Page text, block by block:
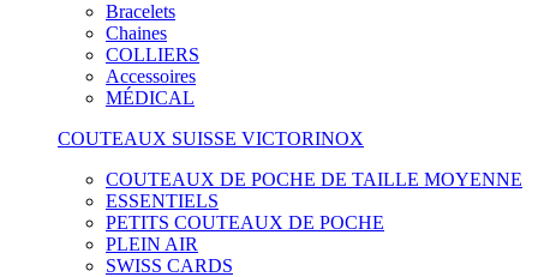
Bracelets
Chaines
COLLIERS
Accessoires
MÉDICAL
COUTEAUX SUISSE VICTORINOX
COUTEAUX DE POCHE DE TAILLE MOYENNE
ESSENTIELS
PETITS COUTEAUX DE POCHE
PLEIN AIR
SWISS CARDS